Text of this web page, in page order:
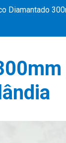
Diamantado